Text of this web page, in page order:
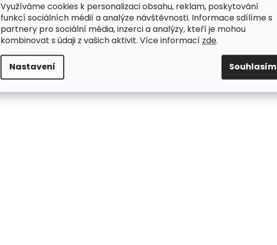
Využíváme cookies k personalizaci obsahu, reklam, poskytování
funkcí sociálních médií a analýze návštěvnosti. Informace sdílíme s
partnery pro sociální média, inzerci a analýzy, kteří je mohou
kombinovat s údaji z vašich aktivit. Více informací zde.
Nastavení Souhlasím